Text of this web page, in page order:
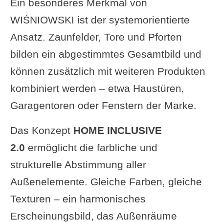
Ein besonderes Merkmal von
WIŚNIOWSKI ist der systemorientierte
Ansatz. Zaunfelder, Tore und Pforten
bilden ein abgestimmtes Gesamtbild und
können zusätzlich mit weiteren Produkten
kombiniert werden – etwa Haustüren,
Garagentoren oder Fenstern der Marke.
Das Konzept HOME INCLUSIVE
2.0 ermöglicht die farbliche und
strukturelle Abstimmung aller
Außenelemente. Gleiche Farben, gleiche
Texturen – ein harmonisches
Erscheinungsbild, das Außenräume